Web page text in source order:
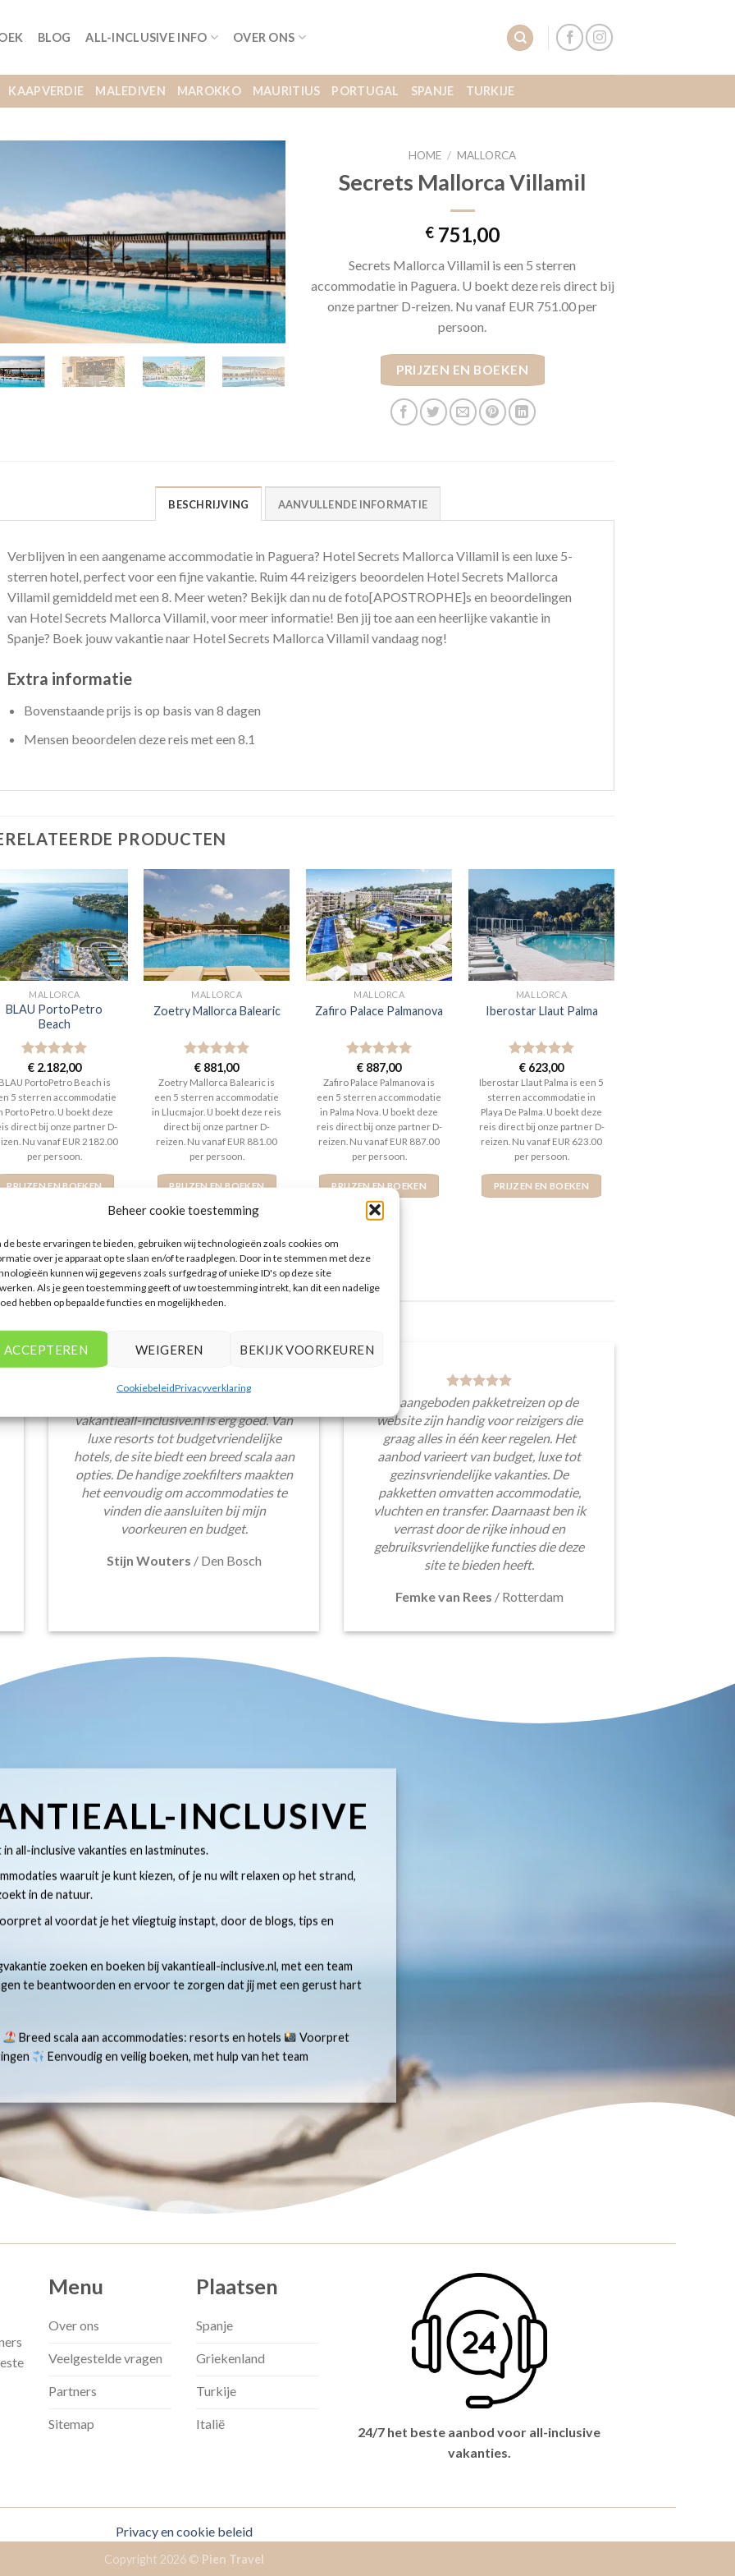
Beheer cookie toestemming
de beste ervaringen te bieden, gebruiken wij technologieën zoals cookies om
over je apparaat op te slaan en/of te raadplegen. Door in te stemmen met deze
kunnen wij gegevens zoals surfgedrag of unieke ID's op deze site
Als je geen toestemming geeft of uw toestemming intrekt, kan dit een nadelige
hebben op bepaalde functies en mogelijkheden.
ACCEPTEREN WEIGEREN BEKIJK VOORKEUREN
CookiebeleidPrivacyverklaring
BLOG ALL-INCLUSIVE INFO OVER ONS
KAAPVERDIE MALEDIVEN MAROKKO MAURITIUS PORTUGAL SPANJE TURKIJE
HOME / MALLORCA
Secrets Mallorca Villamil
€ 751,00
Secrets Mallorca Villamil is een 5 sterren
accommodatie in Paguera. U boekt deze reis direct bij
onze partner D-reizen. Nu vanaf EUR 751.00 per
persoon.
PRIJZEN EN BOEKEN
BESCHRIJVING AANVULLENDE INFORMATIE
Verblijven in een aangename accommodatie in Paguera? Hotel Secrets Mallorca Villamil is een luxe 5-
sterren hotel, perfect voor een fijne vakantie. Ruim 44 reizigers beoordelen Hotel Secrets Mallorca
Villamil gemiddeld met een 8. Meer weten? Bekijk dan nu de foto[APOSTROPHE]s en beoordelingen
van Hotel Secrets Mallorca Villamil, voor meer informatie! Ben jij toe aan een heerlijke vakantie in
Spanje? Boek jouw vakantie naar Hotel Secrets Mallorca Villamil vandaag nog!
Extra informatie
Bovenstaande prijs is op basis van 8 dagen
Mensen beoordelen deze reis met een 8.1
PRODUCTEN
MALLORCA
BLAU PortoPetro
Beach
Gewaardeerd
5uit 5
€2.182,00
PortoPetro Beach is
5 sterren accommodatie
Porto Petro. U boekt deze
direct bij onze partner D-
Nu vanaf EUR 2182.00
per persoon.
PRIJZEN EN BOEKEN
MALLORCA
Zoetry Mallorca Balearic
Gewaardeerd
5uit 5
€ 881,00
Zoetry Mallorca Balearic is
een 5 sterren accommodatie
in Llucmajor. U boekt deze reis
direct bij onze partner D-
reizen. Nu vanaf EUR 881.00
per persoon.
PRIJZEN EN BOEKEN
MALLORCA
Zafiro Palace Palmanova
Gewaardeerd
5uit 5
€ 887,00
Zafiro Palace Palmanova is
een 5 sterren accommodatie
in Palma Nova. U boekt deze
reis direct bij onze partner D-
reizen. Nu vanaf EUR 887.00
per persoon.
PRIJZEN EN BOEKEN
MALLORCA
Iberostar Llaut Palma
Gewaardeerd
5uit 5
€ 623,00
Iberostar Llaut Palma is een 5
sterren accommodatie in
Playa De Palma. U boekt deze
reis direct bij onze partner D-
reizen. Nu vanaf EUR 623.00
per persoon.
PRIJZEN EN BOEKEN
WAT ZE OVER ONS ZEGGEN
vakantieall-inclusive.nl is erg goed. Van
luxe resorts tot budgetvriendelijke
hotels, de site biedt een breed scala aan
opties. De handige zoekfilters maakten
het eenvoudig om accommodaties te
vinden die aansluiten bij mijn
voorkeuren en budget.
Stijn Wouters / Den Bosch
De aangeboden pakketreizen op de
website zijn handig voor reizigers die
graag alles in één keer regelen. Het
aanbod varieert van budget, luxe tot
gezinsvriendelijke vakanties. De
pakketten omvatten accommodatie,
vluchten en transfer. Daarnaast ben ik
verrast door de rijke inhoud en
gebruiksvriendelijke functies die deze
site te bieden heeft.
Femke van Rees / Rotterdam
INCLUSIVE
all-inclusive vakanties en lastminutes.
waaruit je kunt kiezen, of je nu wilt relaxen op het strand,
in de natuur.
al voordat je het vliegtuig instapt, door de blogs, tips en
zoeken en boeken bij vakantieall-inclusive.nl, met een team
te beantwoorden en ervoor te zorgen dat jij met een gerust hart
Breed scala aan accommodaties: resorts en hotels
Voorpret
Eenvoudig en veilig boeken, met hulp van het team
Menu
Over ons
Veelgestelde vragen
Partners
Sitemap
Plaatsen
Spanje
Griekenland
Turkije
Italië
24/7 het beste aanbod voor all-inclusive
vakanties.
Privacy en cookie beleid
Copyright 2026 © Pien Travel